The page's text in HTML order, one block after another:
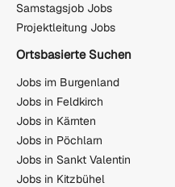
Samstagsjob Jobs
Projektleitung Jobs
Ortsbasierte Suchen
Jobs im Burgenland
Jobs in Feldkirch
Jobs in Kärnten
Jobs in Pöchlarn
Jobs in Sankt Valentin
Jobs in Kitzbühel